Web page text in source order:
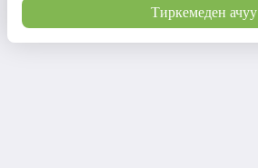
Тиркемеден ачуу